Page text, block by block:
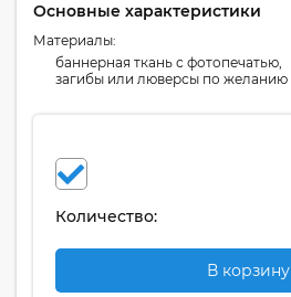
Основные характеристики
Материалы:
баннерная ткань с фотопечатью,
загибы или люверсы по желанию
Количество:
В корзину